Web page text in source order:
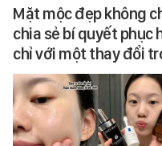
Mặt mộc đẹp không
chia sẻ bí quyết phục
chỉ với một thay đổi